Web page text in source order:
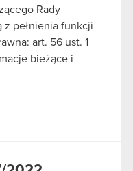
Rady
z pełnienia funkcji
art. 56 ust. 1
bieżące i